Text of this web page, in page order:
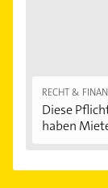
RECHT &
Diese
haben